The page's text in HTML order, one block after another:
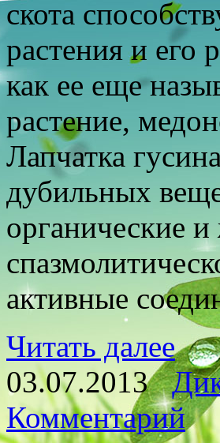
скота
растения и его
как ее еще
растение,
Лапчатка
дубильных
органические
активные
Читать далее
03.07.2013
Комментарий